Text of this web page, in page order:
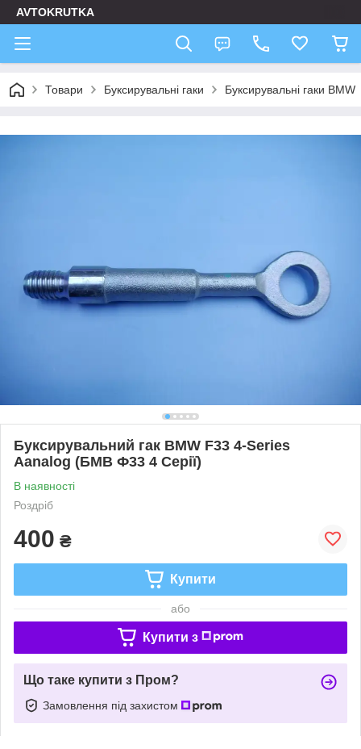
AVTOKRUTKA
Товари Буксирувальні гаки Буксирувальні гаки BMW
Буксирувальний гак BMW F33 4-Series
Aanalog (БМВ Ф33 4 Серії)
В наявності
Роздріб
400 ₴
Купити
або
Купити з
Що таке купити з Пром?
Замовлення під захистом